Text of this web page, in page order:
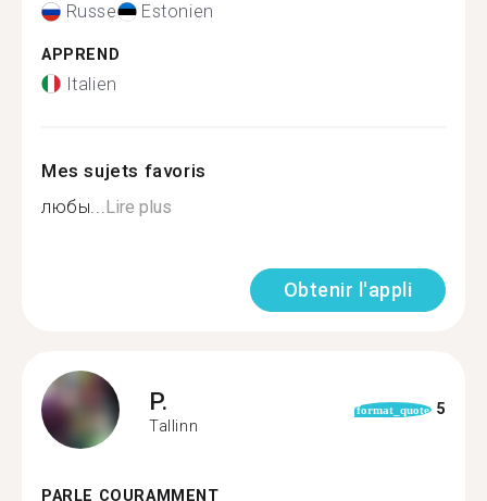
Russe Estonien
APPREND
Italien
Mes sujets favoris
любы... Lire plus
Obtenir l'appli
P.
Tallinn
format_quote 5
PARLE COURAMMENT